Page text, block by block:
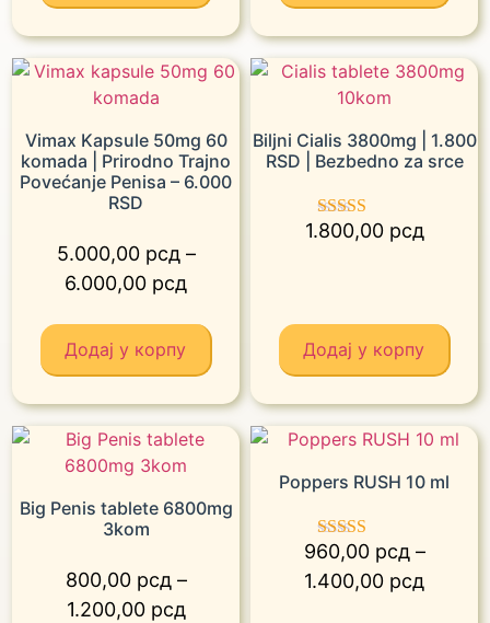
Vimax Kapsule 50mg 60
komada | Prirodno Trajno
Povećanje Penisa – 6.000
RSD
5.000,00 рсд –
6.000,00 рсд
Додај у корпу
Biljni Cialis 3800mg | 1.800
RSD | Bezbedno za srce
Оцењено
1.800,00 рсд
Додај у корпу
Big Penis tablete 6800mg
3kom
800,00 рсд –
1.200,00 рсд
Poppers RUSH 10 ml
Оцењено са
5.00
од 5
960,00 рсд –
1.400,00 рсд